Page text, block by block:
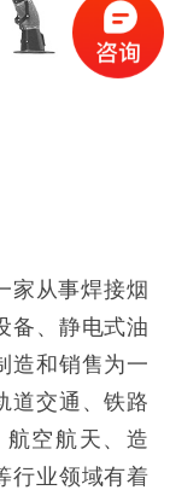
家从事焊接烟
备、静电式油
造和销售为一
道交通、铁路
空航天、造
行业领域有着